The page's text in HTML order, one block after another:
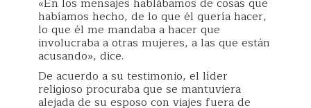
habíamos hecho, de lo que él quería hacer,
lo que él me mandaba a hacer que
involucraba a otras mujeres, a las que están
acusando», dice.
De acuerdo a su testimonio, el líder
religioso procuraba que se mantuviera
alejada de su esposo con viajes fuera de